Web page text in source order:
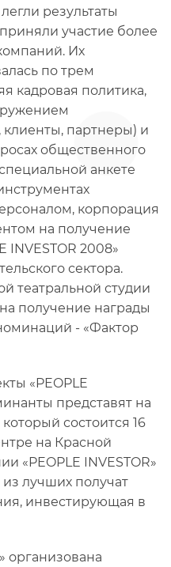
результаты
участие более
Их
по трем
кадровая политика,
партнеры) и
общественного
анкете
корпорация
на получение
INVESTOR 2008»
сектора.
театральной студии
получение награды
- «Фактор
«PEOPLE
представят на
состоится 16
на Красной
«PEOPLE INVESTOR»
лучших получат
инвестирующая в